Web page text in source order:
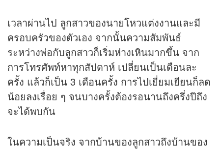
เวลาผ่านไป ลูกสาวของนายโหวแต่งงานและมี
ครอบครัวของตัวเอง จากนั้นความสัมพันธ์
ระหว่างพ่อกับลูกสาวก็เริ่มห่างเหินมากขึ้น จาก
การโทรศัพท์หาทุกสัปดาห์ เปลี่ยนเป็นเดือนละ
ครั้ง แล้วก็เป็น 3 เดือนครั้ง การไปเยี่ยมเยียนก็ลด
น้อยลงเรื่อย ๆ จนบางครั้งต้องรอนานถึงครึ่งปีถึง
จะได้พบกัน
ในความเป็นจริง จากบ้านของลูกสาวถึงบ้านของ